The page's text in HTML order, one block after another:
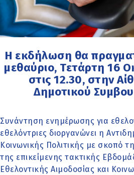
Η εκδήλωση θα
μεθαύριο, Τετάρτη 16
στις 12.30, στην
Δημοτικού
Συνάντηση ενημέρωσης για
εθελόντριες διοργανώνει η
Κοινωνικής Πολιτικής με σκοπό
της επικείμενης τακτικής
Εθελοντικής Αιμοδοσίας και